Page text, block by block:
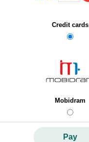
Credit cards
Mobidram
Pay